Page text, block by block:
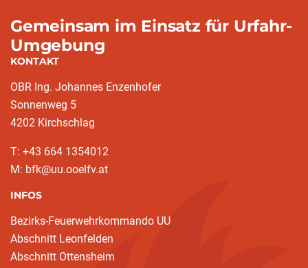
Gemeinsam im Einsatz für Urfahr-
Umgebung
KONTAKT
OBR Ing. Johannes Enzenhofer
Sonnenweg 5
4202 Kirchschlag
T: +43 664 1354012
M: bfk@uu.ooelfv.at
INFOS
Bezirks-Feuerwehrkommando UU
Abschnitt Leonfelden
Abschnitt Ottensheim